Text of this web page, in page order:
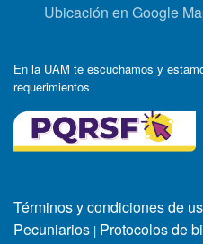
Ubicación en Google
En la UAM te escuchamos y
requerimientos
Términos y condiciones de
Pecuniarios | Protocolos de